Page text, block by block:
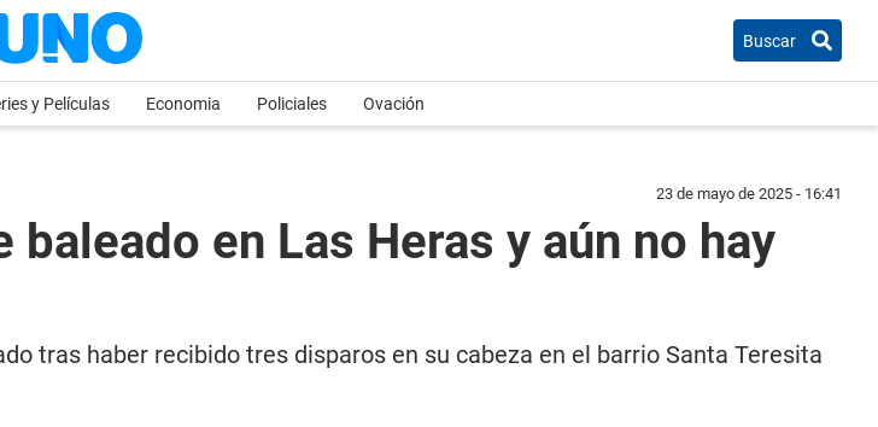
Buscar
y Películas Economia Policiales Ovación
23 de mayo de 2025 - 16:41
en Las Heras y aún no hay
tras haber recibido tres disparos en su cabeza en el barrio Santa Teresita